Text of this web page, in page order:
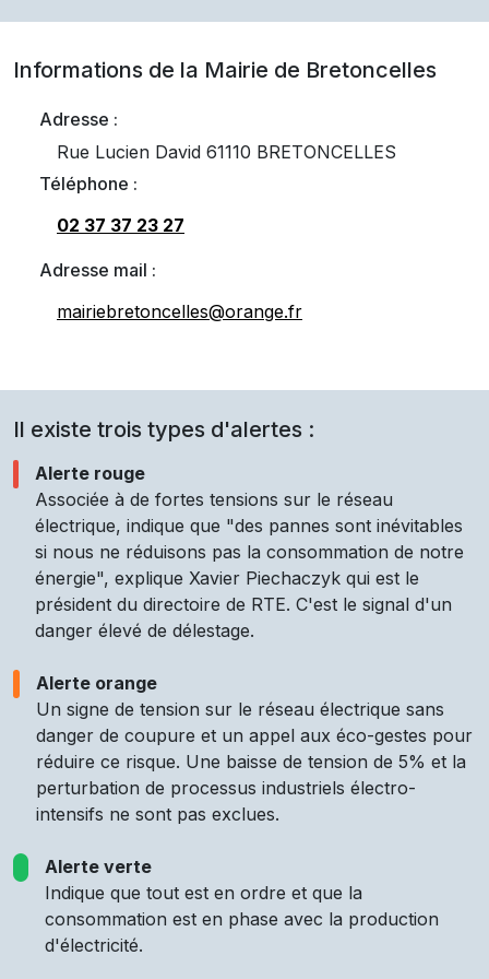
Informations de la Mairie de Bretoncelles
Adresse :
Rue Lucien David 61110 BRETONCELLES
Téléphone :
02 37 37 23 27
Adresse mail :
mairiebretoncelles@orange.fr
Il existe trois types d'alertes :
Alerte rouge
Associée à de fortes tensions sur le réseau
électrique, indique que "des pannes sont inévitables
si nous ne réduisons pas la consommation de notre
énergie", explique Xavier Piechaczyk qui est le
président du directoire de RTE. C'est le signal d'un
danger élevé de délestage.
Alerte orange
Un signe de tension sur le réseau électrique sans
danger de coupure et un appel aux éco-gestes pour
réduire ce risque. Une baisse de tension de 5% et la
perturbation de processus industriels électro-
intensifs ne sont pas exclues.
Alerte verte
Indique que tout est en ordre et que la
consommation est en phase avec la production
d'électricité.